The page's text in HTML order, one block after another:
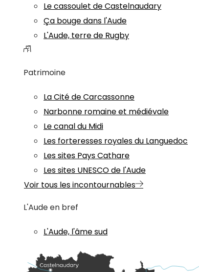
Le cassoulet de Castelnaudary
Ça bouge dans l'Aude
L'Aude, terre de Rugby
Patrimoine
La Cité de Carcassonne
Narbonne romaine et médiévale
Le canal du Midi
Les forteresses royales du Languedoc
Les sites Pays Cathare
Les sites UNESCO de l'Aude
Voir tous les incontournables
L'Aude en bref
L'Aude, l'âme sud